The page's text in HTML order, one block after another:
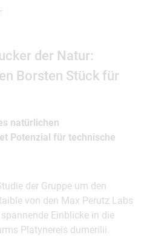
der Natur:
Borsten Stück für
natürlichen
Potenzial für technische
der Gruppe um den
von den Max Perutz Labs
Einblicke in die
Platynereis dumerilii.